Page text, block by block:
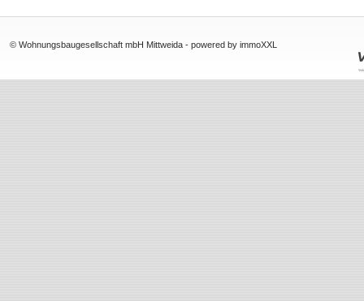
© Wohnungsbaugesellschaft mbH Mittweida -powered by immoXXL